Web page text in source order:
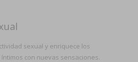
sexual y enriquece los
con nuevas sensaciones.